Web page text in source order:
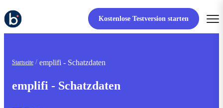
Kostenlose Testversion starten
Startseite emplifi - Schatzdaten
emplifi - Schatzdaten